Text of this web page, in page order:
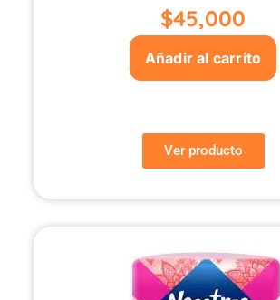
$45,000
Añadir al carrito
Ver producto